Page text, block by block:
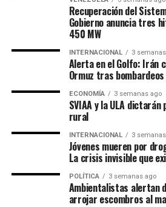
Recuperación del
Gobierno anuncia tres
450 MW
INTERNACIONAL 3
Alerta en el Golfo: Irán
Ormuz tras bombardeos
ECONOMÍA 3 semanas ago
SVIAA y la ULA
rural
INTERNACIONAL 3
Jóvenes mueren por
La crisis invisible que
POLÍTICA 3 semanas ago
Ambientalistas alertan
arrojar escombros al